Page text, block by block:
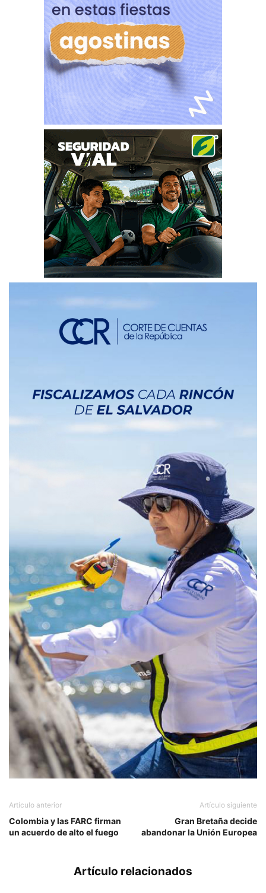
Artículo anterior
Colombia y las FARC firman
un acuerdo de alto el fuego
Artículo siguiente
Gran Bretaña decide
abandonar la Unión Europea
Artículo relacionados